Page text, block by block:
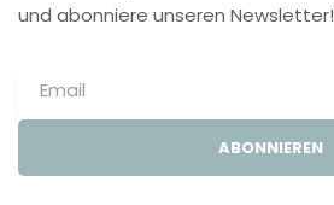
und abonniere unseren Newsletter!
ABONNIEREN